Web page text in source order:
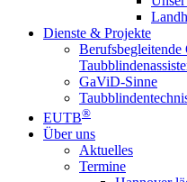
Dienste & Projekte
GaViD-Sinne
EUTB®
Über uns
Aktuelles
Termine